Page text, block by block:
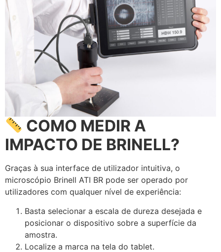
COMO MEDIR A
IMPACTO DE BRINELL?
Graças à sua interface de utilizador intuitiva, o
microscópio Brinell ATI BR pode ser operado por
utilizadores com qualquer nível de experiência:
Basta selecionar a escala de dureza desejada e
posicionar o dispositivo sobre a superfície da
amostra.
Localize a marca na tela do tablet.